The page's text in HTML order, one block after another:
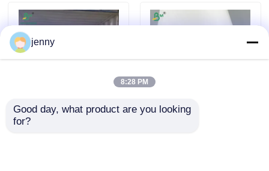
Kontakt
Nachrichten
Cad-Plotter-Papier
1 mm 2 mm Weiß
jenny
8:28 PM
Good day, what product are you looking
for?